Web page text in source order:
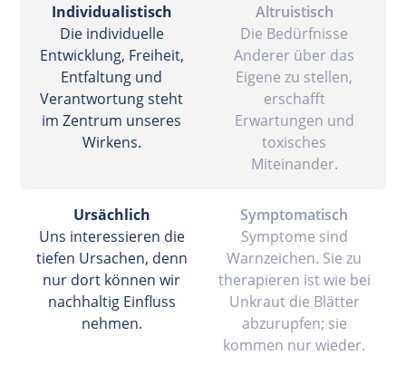
Individualistisch
Die individuelle
Entwicklung, Freiheit,
Entfaltung und
Verantwortung steht
im Zentrum unseres
Wirkens.
Altruistisch
Die Bedürfnisse
Anderer über das
Eigene zu stellen,
erschafft
Erwartungen und
toxisches
Miteinander.
Ursächlich
Uns interessieren die
tiefen Ursachen, denn
nur dort können wir
nachhaltig Einfluss
nehmen.
Symptomatisch
Symptome sind
Warnzeichen. Sie zu
therapieren ist wie bei
Unkraut die Blätter
abzurupfen; sie
kommen nur wieder.